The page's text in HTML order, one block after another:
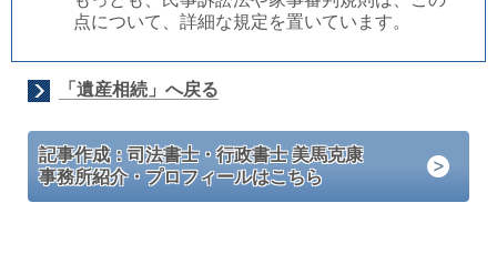
点について、詳細な規定を置いています。
「遺産相続」へ戻る
記事作成：司法書士・行政書士 美馬克康
事務所紹介・プロフィールはこちら